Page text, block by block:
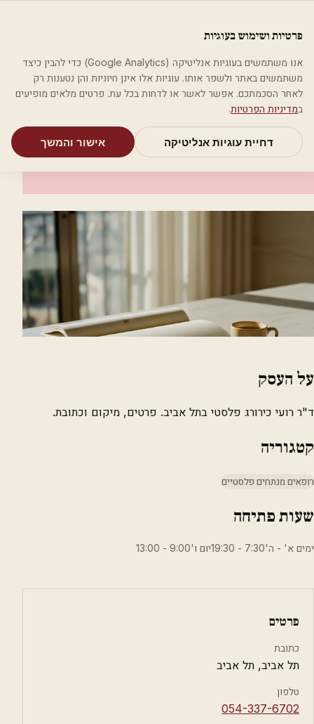
מאמריםקטגוריותחיפושאודות
בית קטגוריות רופאים מנתחים פלסטיים ד"ר רועי כירורג פלסטי
רופאים מנתחים פלסטיים
ד"ר רועי כירורג פלסטי
על העסק
ד"ר רועי כירורג פלסטי בתל אביב. פרטים, מיקום וכתובת.
קטגוריה
רופאים מנתחים פלסטיים
שעות פתיחה
ימים א' - ה'7:30 - 19:30יום ו'9:00 - 13:00
פרטים
כתובת
תל אביב, תל אביב
טלפון
⁦054-337-6702⁩
פרטיות ושימוש בעוגיות
אנו משתמשים בעוגיות אנליטיקה (Google Analytics) כדי להבין כיצד
משתמשים באתר ולשפר אותו. עוגיות אלו אינן חיוניות והן נטענות רק
לאחר הסכמתכם. אפשר לאשר או לדחות בכל עת. פרטים מלאים מופיעים
במדיניות הפרטיות.
דחיית עוגיות אנליטיקה אישור והמשך